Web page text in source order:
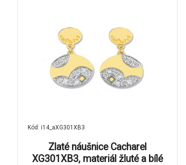
Kód: i14_aXG301XB3
Zlaté náušnice Cacharel
XG301XB3, materiál žluté a bílé